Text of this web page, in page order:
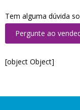
Tem alguma dúvida
Pergunte ao
[object Object]